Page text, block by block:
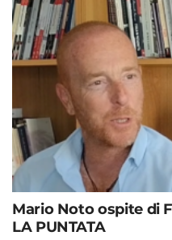
Mario Noto ospite di
LA PUNTATA